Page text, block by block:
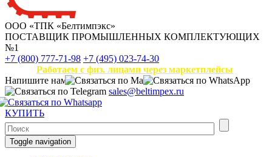
ООО «ТПК «Белтимпэкс»
ПОСТАВЩИК ПРОМЫШЛЕННЫХ КОМПЛЕКТУЮЩИХ
№1
+7 (800) 777-71-98 +7 (495) 023-74-30
Работаем с физ. лицами через маркетплейсы
Напишите нам
sales@beltimpex.ru
КУПИТЬ
Toggle navigation